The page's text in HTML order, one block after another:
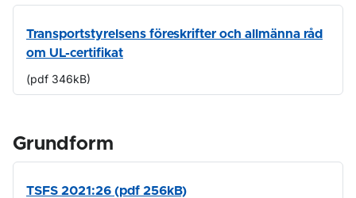
Transportstyrelsens föreskrifter och allmänna råd
om UL-certifikat
(pdf 346kB)
Grundform
TSFS 2021:26 (pdf 256kB)